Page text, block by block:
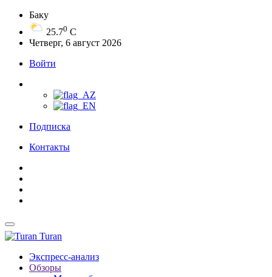
Баку
25.70 C
Четверг, 6 август 2026
Войти
Подписка
Контакты
Turan
Экспресс-анализ
Обзоры